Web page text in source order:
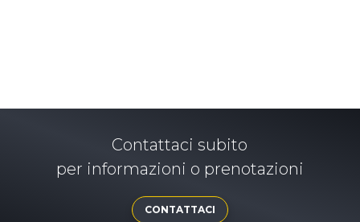
Contattaci subito
per informazioni o prenotazioni
CONTATTACI